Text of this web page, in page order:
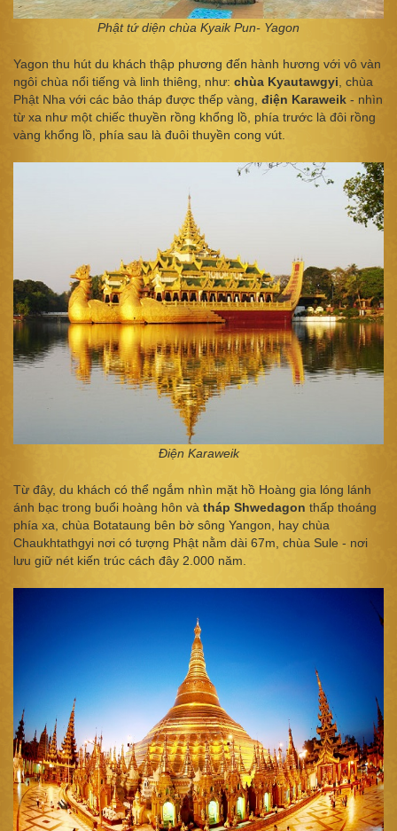
Phật tứ diện chùa Kyaik Pun- Yagon
Yagon thu hút du khách thập phương đến hành hương với vô vàn
ngôi chùa nổi tiếng và linh thiêng, như: chùa Kyautawgyi, chùa
Phật Nha với các bảo tháp được thếp vàng, điện Karaweik - nhìn
từ xa như một chiếc thuyền rồng khổng lồ, phía trước là đôi rồng
vàng khổng lồ, phía sau là đuôi thuyền cong vút.
Điện Karaweik
Từ đây, du khách có thể ngắm nhìn mặt hồ Hoàng gia lóng lánh
ánh bạc trong buổi hoàng hôn và tháp Shwedagon thấp thoáng
phía xa, chùa Botataung bên bờ sông Yangon, hay chùa
Chaukhtathgyi nơi có tượng Phật nằm dài 67m, chùa Sule - nơi
lưu giữ nét kiến trúc cách đây 2.000 năm.